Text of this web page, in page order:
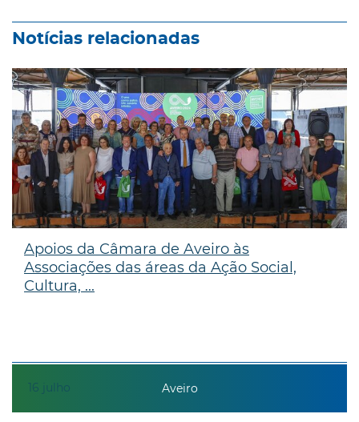
Notícias relacionadas
16 julho
Apoios da Câmara de Aveiro às
Associações das áreas da Ação Social,
Cultura, ...
Aveiro